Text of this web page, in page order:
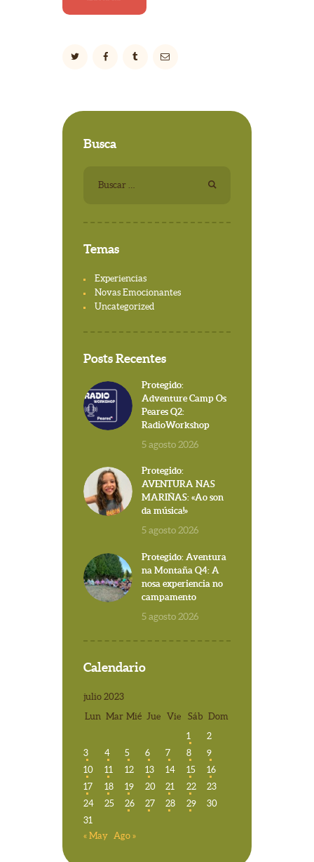
Busca
Temas
Experiencias
Novas Emocionantes
Uncategorized
Posts Recentes
Protegido:
Adventure Camp Os
Peares Q2:
RadioWorkshop
5 agosto 2026
Protegido:
AVENTURA NAS
MARIÑAS: «Ao son
da música!»
5 agosto 2026
Protegido: Aventura
na Montaña Q4: A
nosa experiencia no
campamento
5 agosto 2026
Calendario
julio 2023
Lun Mar Mié Jue Vie Sáb Dom
1
2
3
4 5 6 7 8
9
10
11 12 13 14 15
16
17
18 19 20 21 22
23
24
25 26 27 28 29
30
31
« May Ago »